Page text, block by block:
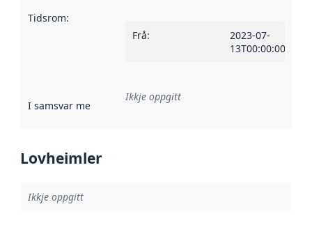
Tidsrom:
Frå:
2023-07-
13T00:00:00Z
I samsvar med Referanse til ei implementeringsregel eller
Ikkje oppgitt
Lovheimler
Ikkje oppgitt